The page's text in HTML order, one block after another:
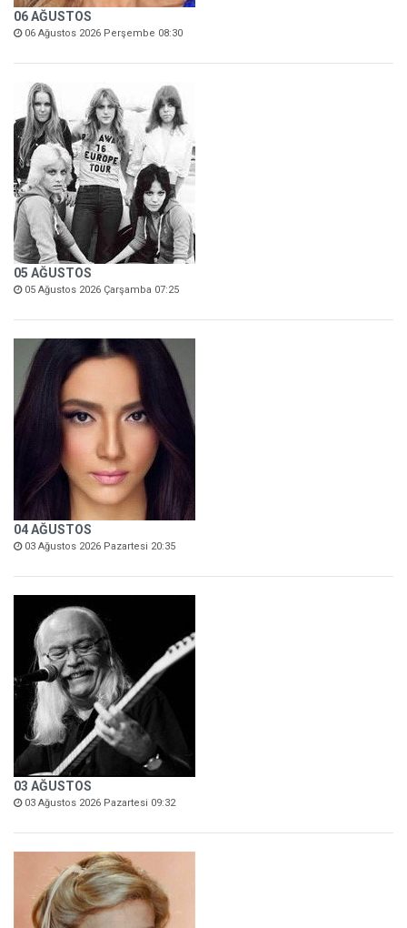
06 AĞUSTOS
06 Ağustos 2026 Perşembe 08:30
05 AĞUSTOS
05 Ağustos 2026 Çarşamba 07:25
04 AĞUSTOS
03 Ağustos 2026 Pazartesi 20:35
03 AĞUSTOS
03 Ağustos 2026 Pazartesi 09:32